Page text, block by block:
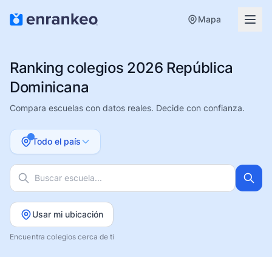
Mapa
Ranking colegios 2026 República
Dominicana
Compara escuelas con datos reales. Decide con confianza.
Todo el país
Usar mi ubicación
Encuentra colegios cerca de ti